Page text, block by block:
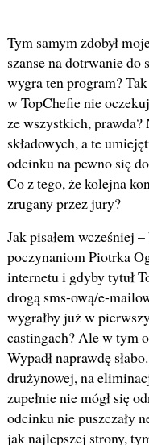
Tym samym zdobył
szanse na dotrwanie
wygra ten program?
w TopChefie nie
ze wszystkich, prawda?
składowych, a te
odcinku na pewno się
Co z tego, że kolejna
zrugany przez jury?
Jak pisałem wcześniej
poczynaniom Piotrka
internetu i gdyby tytuł
drogą sms-ową/e-
wygrałby już w
castingach? Ale w tym
Wypadł naprawdę
drużynowej, na
zupełnie nie mógł się
odcinku nie puszczały
jak najlepszej strony,